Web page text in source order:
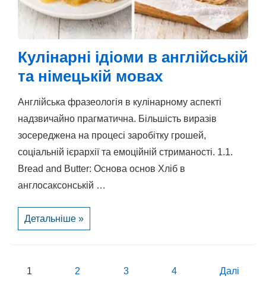
Кулінарні ідіоми в англійській
та німецькій мовах
Англійська фразеологія в кулінарному аспекті
надзвичайно прагматична. Більшість виразів
зосереджена на процесі заробітку грошей,
соціальній ієрархії та емоційній стриманості. 1.1.
Bread and Butter: Основа основ Хліб в
англосаксонській …
Кулінарні
ідіоми
в
мовах
Детальніше »
Пагінація
1 2 3 4 Далі